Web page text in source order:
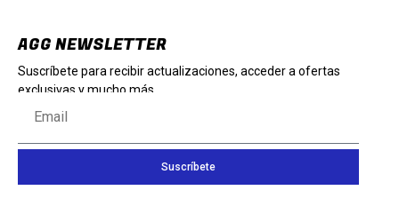
AGG NEWSLETTER
Suscríbete para recibir actualizaciones, acceder a ofertas
exclusivas y mucho más.
Suscríbete